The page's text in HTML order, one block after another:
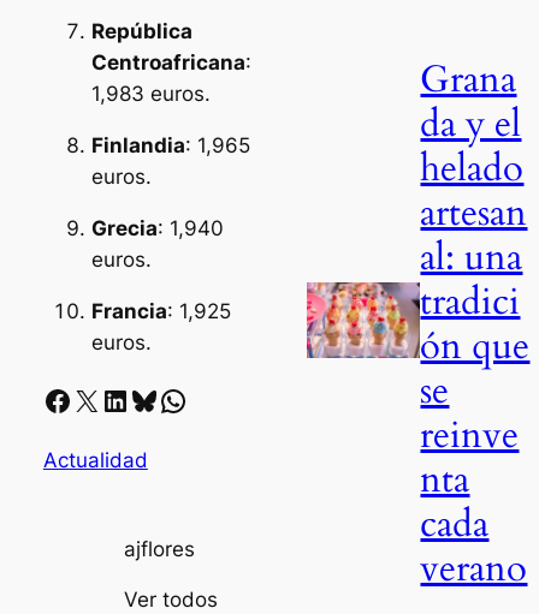
República
Centroafricana:
1,983 euros.
Finlandia: 1,965
euros.
Grecia: 1,940
euros.
Francia: 1,925
euros.
Facebook X LinkedIn Bluesky Whatsapp
Actualidad
ajflores
Ver todos
Grana
da y el
helado
artesan
al: una
tradici
ón que
se
reinve
nta
cada
verano